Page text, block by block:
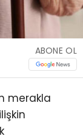
ABONE OL
merakla